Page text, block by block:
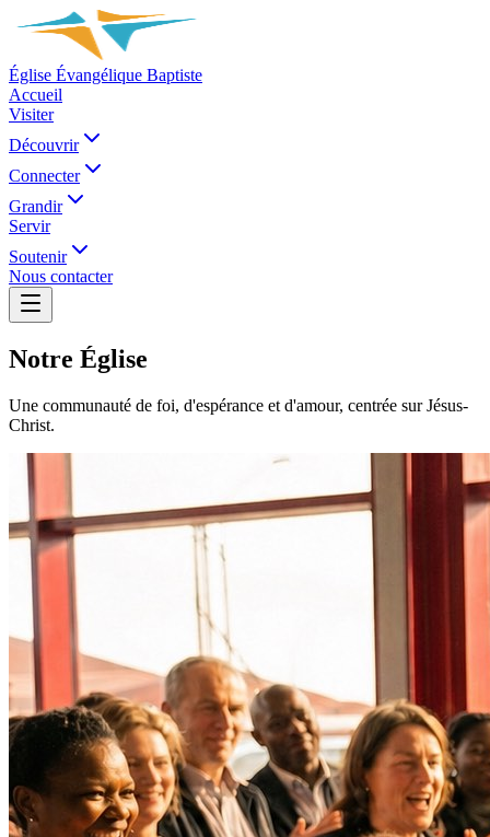
Église Évangélique Baptiste
Accueil
Visiter
Découvrir
Connecter
Grandir
Servir
Soutenir
Nous contacter
Notre Église
Une communauté de foi, d'espérance et d'amour, centrée sur Jésus-
Christ.